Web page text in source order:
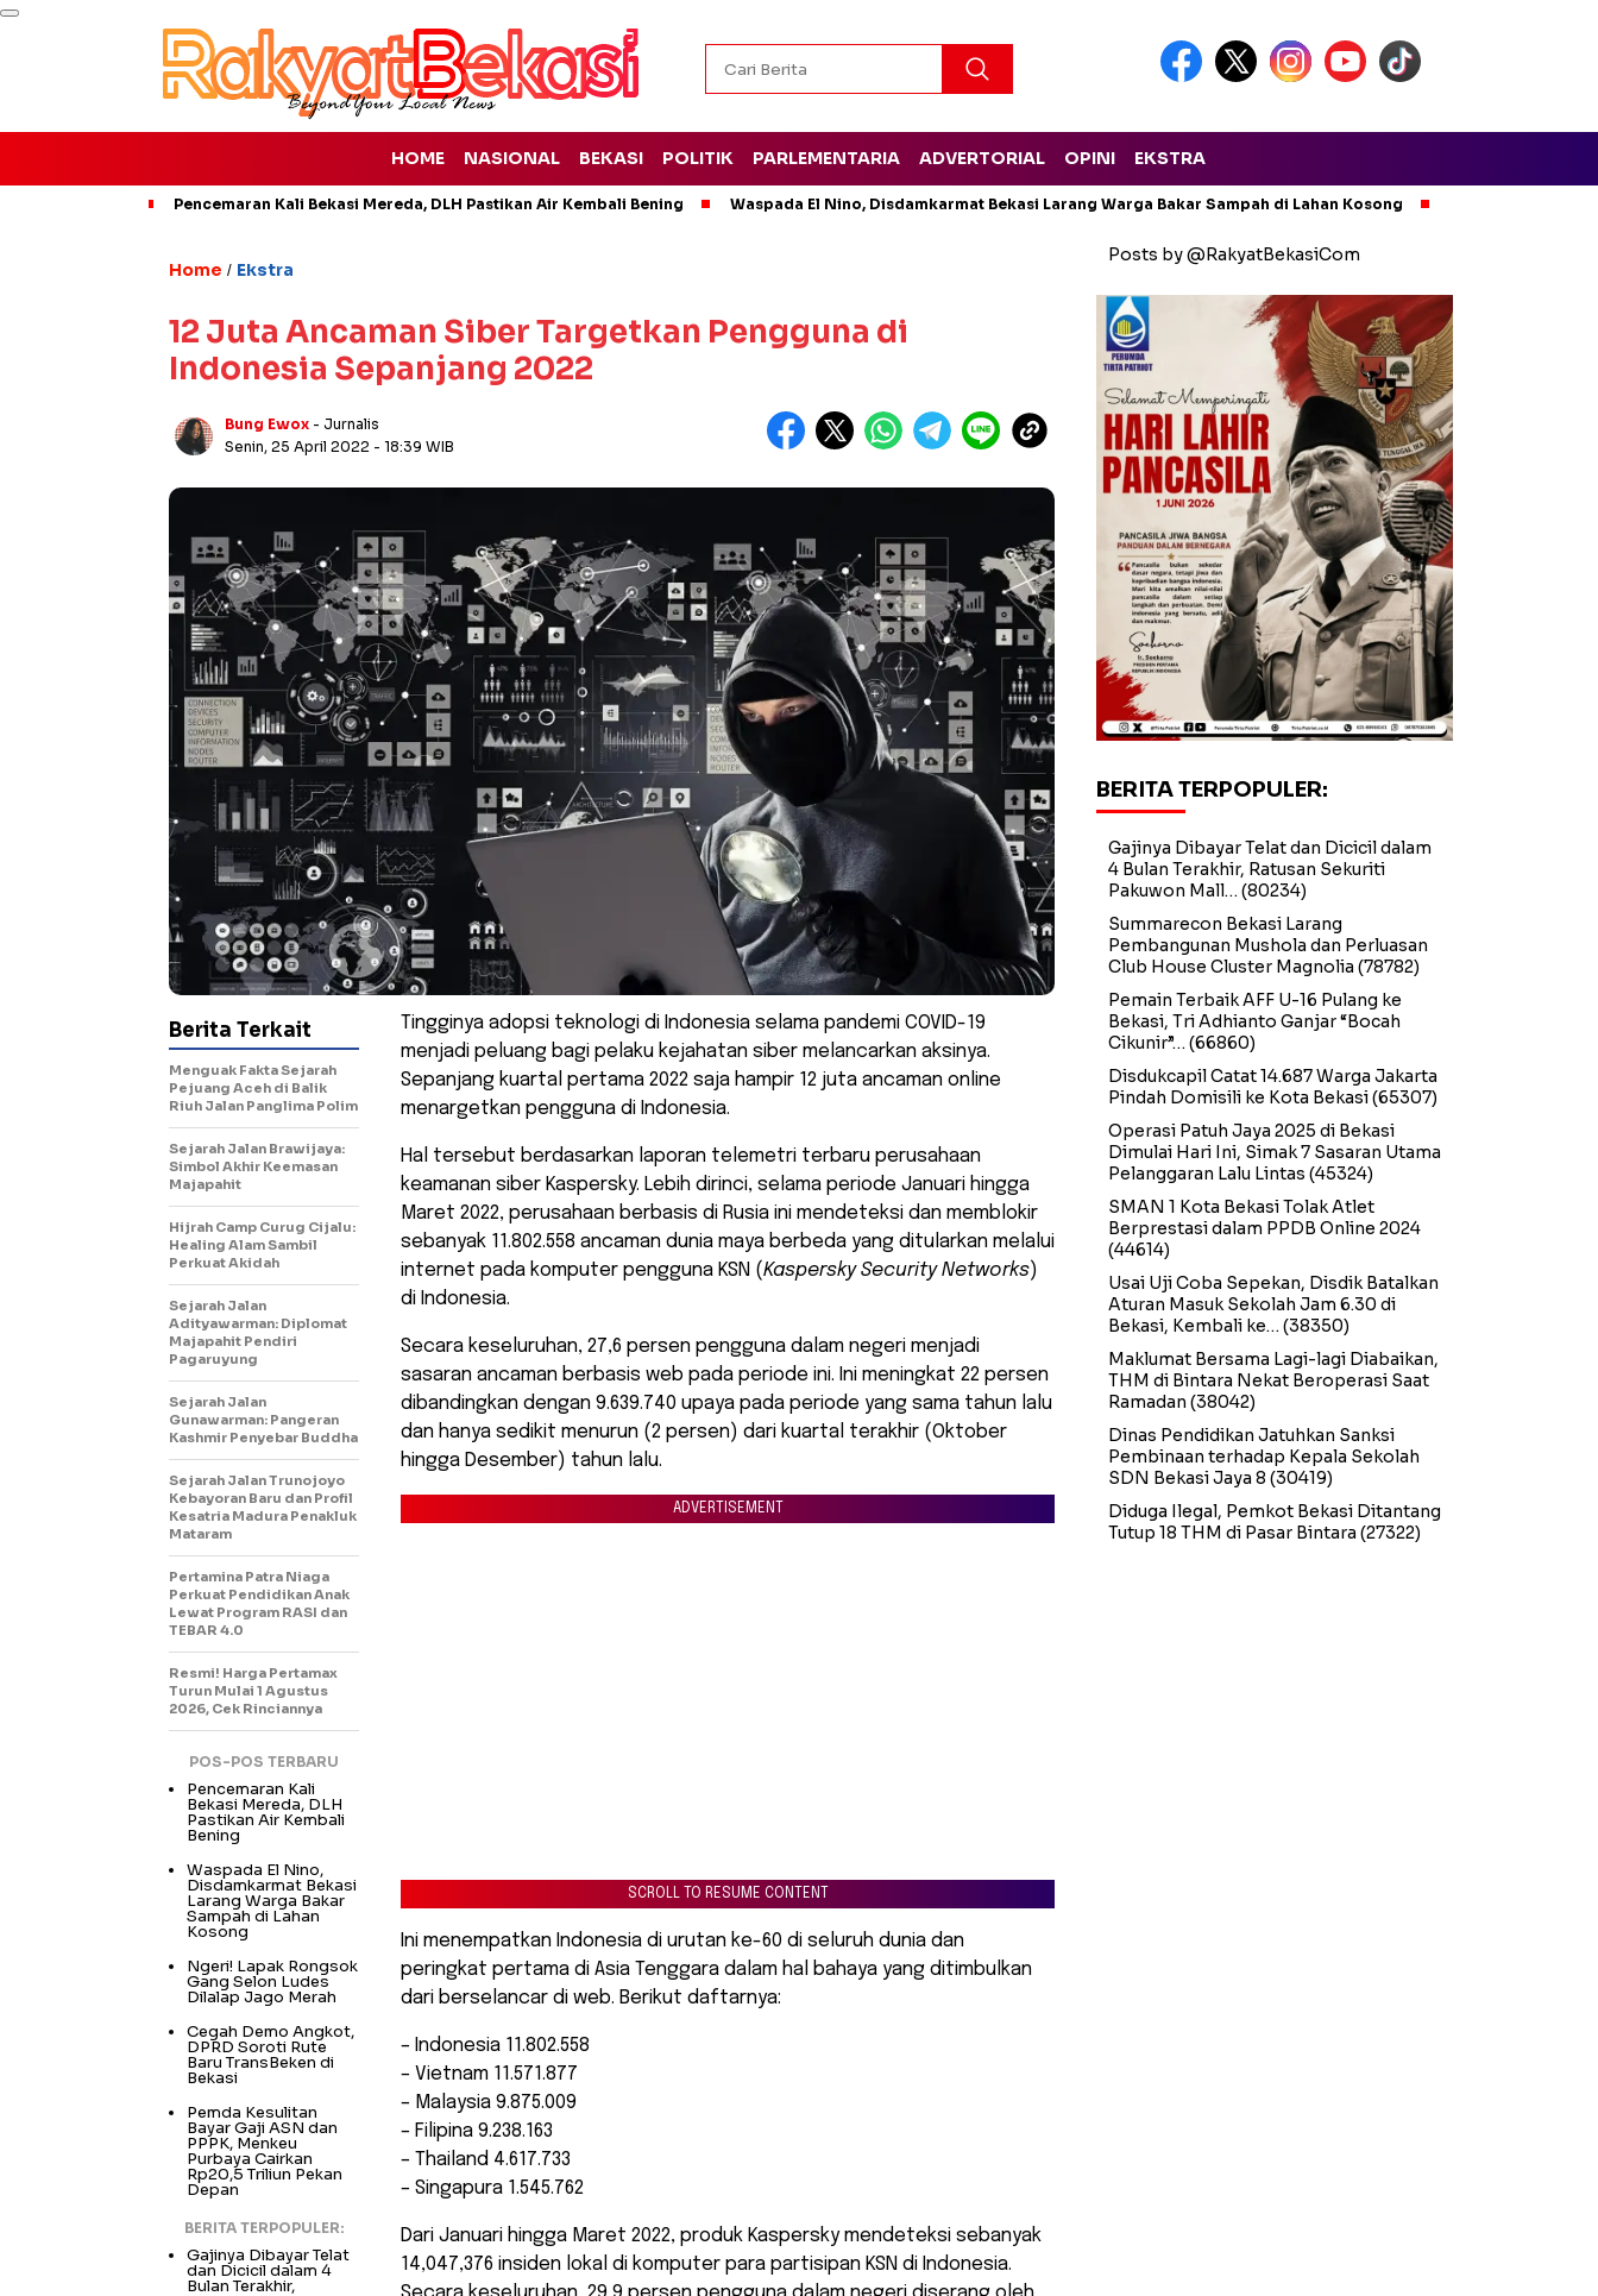
HOME NASIONAL BEKASI POLITIK PARLEMENTARIA ADVERTORIAL OPINI EKSTRA
Pencemaran Kali Bekasi Mereda, DLH Pastikan Air Kembali Bening Waspada El Nino, Disdamkarmat Bekasi Larang Warga Bakar Sampah di Lahan Kosong
Home / Ekstra
12 Juta Ancaman Siber Targetkan Pengguna di
Indonesia Sepanjang 2022
Bung Ewox - Jurnalis
Senin, 25 April 2022 - 18:39 WIB
Tingginya adopsi teknologi di Indonesia selama pandemi COVID-19
menjadi peluang bagi pelaku kejahatan siber melancarkan aksinya.
Sepanjang kuartal pertama 2022 saja hampir 12 juta ancaman online
menargetkan pengguna di Indonesia.
Hal tersebut berdasarkan laporan telemetri terbaru perusahaan
keamanan siber Kaspersky. Lebih dirinci, selama periode Januari hingga
Maret 2022, perusahaan berbasis di Rusia ini mendeteksi dan memblokir
sebanyak 11.802.558 ancaman dunia maya berbeda yang ditularkan melalui
internet pada komputer pengguna KSN (Kaspersky Security Networks)
di Indonesia.
Secara keseluruhan, 27,6 persen pengguna dalam negeri menjadi
sasaran ancaman berbasis web pada periode ini. Ini meningkat 22 persen
dibandingkan dengan 9.639.740 upaya pada periode yang sama tahun lalu
dan hanya sedikit menurun (2 persen) dari kuartal terakhir (Oktober
hingga Desember) tahun lalu.
ADVERTISEMENT
SCROLL TO RESUME CONTENT
Ini menempatkan Indonesia di urutan ke-60 di seluruh dunia dan
peringkat pertama di Asia Tenggara dalam hal bahaya yang ditimbulkan
dari berselancar di web. Berikut daftarnya:
– Indonesia 11.802.558
– Vietnam 11.571.877
– Malaysia 9.875.009
– Filipina 9.238.163
– Thailand 4.617.733
– Singapura 1.545.762
Dari Januari hingga Maret 2022, produk Kaspersky mendeteksi sebanyak
14,047,376 insiden lokal di komputer para partisipan KSN di Indonesia.
Berita Terkait
Menguak Fakta Sejarah
Pejuang Aceh di Balik
Riuh Jalan Panglima Polim
Sejarah Jalan Brawijaya:
Simbol Akhir Keemasan
Majapahit
Hijrah Camp Curug Cijalu:
Healing Alam Sambil
Perkuat Akidah
Sejarah Jalan
Adityawarman: Diplomat
Majapahit Pendiri
Pagaruyung
Sejarah Jalan
Gunawarman: Pangeran
Kashmir Penyebar Buddha
Sejarah Jalan Trunojoyo
Kebayoran Baru dan Profil
Kesatria Madura Penakluk
Mataram
Pertamina Patra Niaga
Perkuat Pendidikan Anak
Lewat Program RASI dan
TEBAR 4.0
Resmi! Harga Pertamax
Turun Mulai 1 Agustus
2026, Cek Rinciannya
POS-POS TERBARU
Pencemaran Kali
Bekasi Mereda, DLH
Pastikan Air Kembali
Bening
Waspada El Nino,
Disdamkarmat Bekasi
Larang Warga Bakar
Sampah di Lahan
Kosong
Ngeri! Lapak Rongsok
Gang Selon Ludes
Dilalap Jago Merah
Cegah Demo Angkot,
DPRD Soroti Rute
Baru TransBeken di
Bekasi
Pemda Kesulitan
Bayar Gaji ASN dan
PPPK, Menkeu
Purbaya Cairkan
Rp20,5 Triliun Pekan
Depan
BERITA TERPOPULER:
Gajinya Dibayar Telat
dan Dicicil dalam 4
Bulan Terakhir,
Posts by @RakyatBekasiCom
BERITA TERPOPULER:
Gajinya Dibayar Telat dan Dicicil dalam
4 Bulan Terakhir, Ratusan Sekuriti
Pakuwon Mall… (80234)
Summarecon Bekasi Larang
Pembangunan Mushola dan Perluasan
Club House Cluster Magnolia (78782)
Pemain Terbaik AFF U-16 Pulang ke
Bekasi, Tri Adhianto Ganjar “Bocah
Cikunir”… (66860)
Disdukcapil Catat 14.687 Warga Jakarta
Pindah Domisili ke Kota Bekasi(65307)
Operasi Patuh Jaya 2025 di Bekasi
Dimulai Hari Ini, Simak 7 Sasaran Utama
Pelanggaran Lalu Lintas (45324)
SMAN 1 Kota Bekasi Tolak Atlet
Berprestasi dalam PPDB Online 2024
(44614)
Usai Uji Coba Sepekan, Disdik Batalkan
Aturan Masuk Sekolah Jam 6.30 di
Bekasi, Kembali ke… (38350)
Maklumat Bersama Lagi-lagi Diabaikan,
THM di Bintara Nekat Beroperasi Saat
Ramadan (38042)
Dinas Pendidikan Jatuhkan Sanksi
Pembinaan terhadap Kepala Sekolah
SDN Bekasi Jaya 8 (30419)
Diduga Ilegal, Pemkot Bekasi Ditantang
Tutup 18 THM di Pasar Bintara (27322)